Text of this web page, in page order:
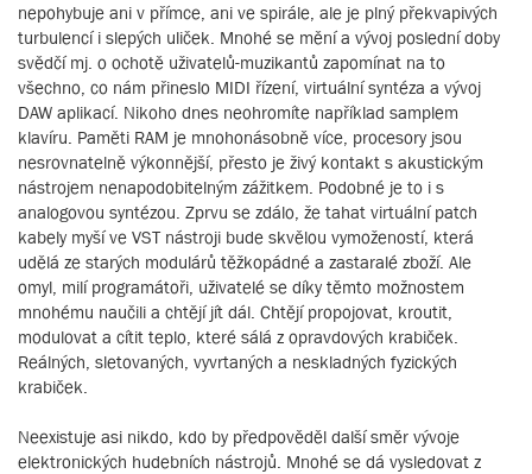
nepohybuje ani v přímce, ani ve spirále, ale je plný překvapivých
turbulencí i slepých uliček. Mnohé se mění a vývoj poslední doby
svědčí mj. o ochotě uživatelů-muzikantů zapomínat na to
všechno, co nám přineslo MIDI řízení, virtuální syntéza a vývoj
DAW aplikací. Nikoho dnes neohromíte například samplem
klavíru. Paměti RAM je mnohonásobně více, procesory jsou
nesrovnatelně výkonnější, přesto je živý kontakt s akustickým
nástrojem nenapodobitelným zážitkem. Podobné je to i s
analogovou syntézou. Zprvu se zdálo, že tahat virtuální patch
kabely myší ve VST nástroji bude skvělou vymožeností, která
udělá ze starých modulárů těžkopádné a zastaralé zboží. Ale
omyl, milí programátoři, uživatelé se díky těmto možnostem
mnohému naučili a chtějí jít dál. Chtějí propojovat, kroutit,
modulovat a cítit teplo, které sálá z opravdových krabiček.
Reálných, sletovaných, vyvrtaných a neskladných fyzických
krabiček.
Neexistuje asi nikdo, kdo by předpověděl další směr vývoje
elektronických hudebních nástrojů. Mnohé se dá vysledovat z